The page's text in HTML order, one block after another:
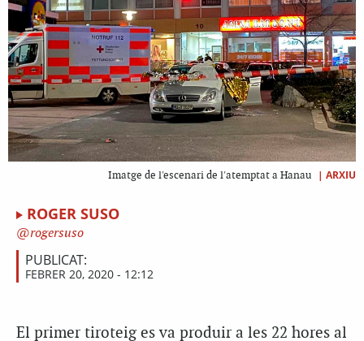
Imatge de l'escenari de l'atemptat a Hanau | ARXIU
ROGER SUSO
rogersuso
PUBLICAT:
FEBRER 20, 2020 - 12:12
El primer tiroteig es va produir a les 22 hores al